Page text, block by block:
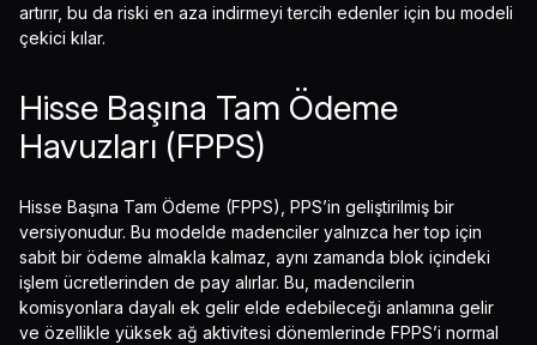
artırır, bu da riski en aza indirmeyi tercih edenler için bu modeli
çekici kılar.
Hisse Başına Tam Ödeme
Havuzları (FPPS)
Hisse Başına Tam Ödeme (FPPS), PPS’in geliştirilmiş bir
versiyonudur. Bu modelde madenciler yalnızca her top için
sabit bir ödeme almakla kalmaz, aynı zamanda blok içindeki
işlem ücretlerinden de pay alırlar. Bu, madencilerin
komisyonlara dayalı ek gelir elde edebileceği anlamına gelir
ve özellikle yüksek ağ aktivitesi dönemlerinde FPPS’i normal